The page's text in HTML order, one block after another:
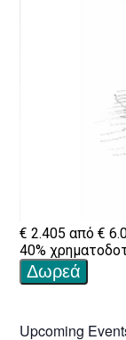
Upcoming